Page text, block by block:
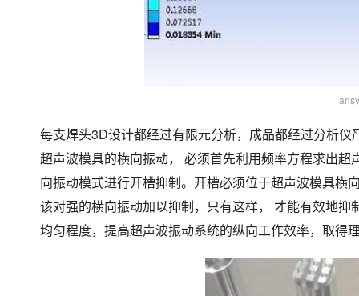
每支焊头3D设计都经过有限元分析，成品都经过分析仪
超声波模具的横向振动， 必须首先利用频率方程求出
向振动模式进行开槽抑制。开槽必须位于超声波模具横
该对强的横向振动加以抑制，只有这样， 才能有效地
均匀程度，提高超声波振动系统的纵向工作效率，取得